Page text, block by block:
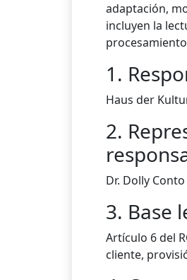
adaptación,
incluyen la
1.
Haus der
2.
Dr. Dolly
3. Base
Artículo 6 del
cliente,